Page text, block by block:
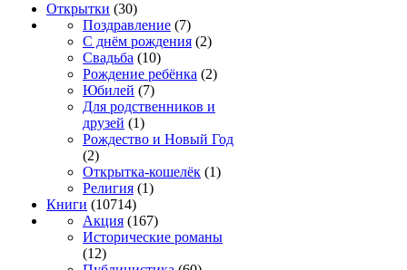
Открытки (30)
Поздравление (7)
С днём рождения (2)
Свадьба (10)
Рождение ребёнка (2)
Юбилей (7)
Для родственников и
друзей (1)
Рождество и Новый Год
(2)
Открытка-кошелёк (1)
Религия (1)
Книги (10714)
Акция (167)
Исторические романы
(12)